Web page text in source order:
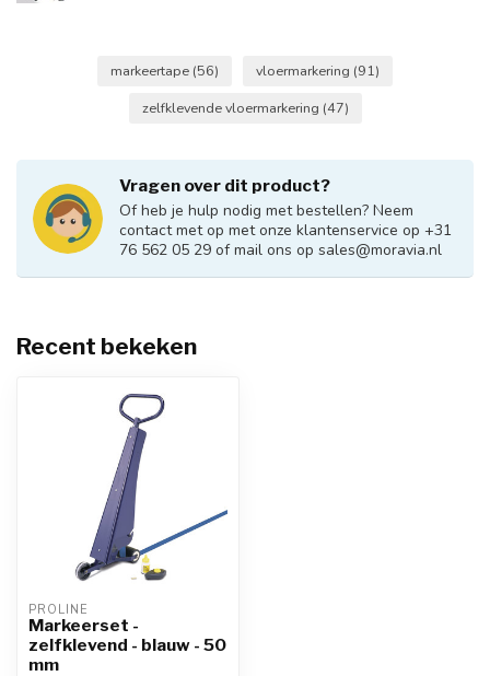
markeertape (56) vloermarkering (91)
zelfklevende vloermarkering (47)
Vragen over dit product?
Of heb je hulp nodig met bestellen? Neem
contact met op met onze klantenservice op +31
76 562 05 29 of mail ons op sales@moravia.nl
Recent bekeken
PROLINE
Markeerset -
zelfklevend - blauw - 50
mm